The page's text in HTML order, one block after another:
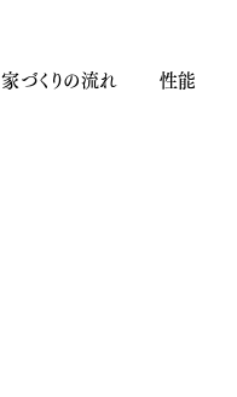
家づくりの流れ 性能